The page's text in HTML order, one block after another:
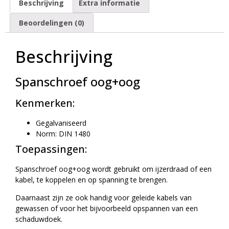
Beschrijving Extra informatie
Beoordelingen (0)
Beschrijving
Spanschroef oog+oog
Kenmerken:
Gegalvaniseerd
Norm: DIN 1480
Toepassingen:
Spanschroef oog+oog wordt gebruikt om ijzerdraad of een
kabel, te koppelen en op spanning te brengen.
Daarnaast zijn ze ook handig voor geleide kabels van
gewassen of voor het bijvoorbeeld opspannen van een
schaduwdoek.